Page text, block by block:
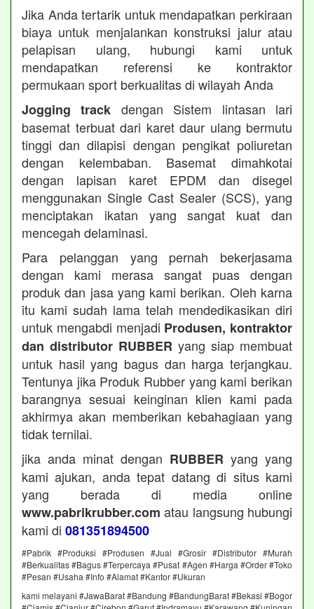
Jika Anda tertarik untuk mendapatkan perkiraan
biaya untuk menjalankan konstruksi jalur atau
pelapisan ulang, hubungi kami untuk
mendapatkan referensi ke kontraktor
permukaan sport berkualitas di wilayah Anda
Jogging track dengan Sistem lintasan lari
basemat terbuat dari karet daur ulang bermutu
tinggi dan dilapisi dengan pengikat poliuretan
dengan kelembaban. Basemat dimahkotai
dengan lapisan karet EPDM dan disegel
menggunakan Single Cast Sealer (SCS), yang
menciptakan ikatan yang sangat kuat dan
mencegah delaminasi.
Para pelanggan yang pernah bekerjasama
dengan kami merasa sangat puas dengan
produk dan jasa yang kami berikan. Oleh karna
itu kami sudah lama telah mendedikasikan diri
untuk mengabdi menjadi Produsen, kontraktor
dan distributor RUBBER yang siap membuat
untuk hasil yang bagus dan harga terjangkau.
Tentunya jika Produk Rubber yang kami berikan
barangnya sesuai keinginan klien kami pada
akhirmya akan memberikan kebahagiaan yang
tidak ternilai.
jika anda minat dengan RUBBER yang yang
kami ajukan, anda tepat datang di situs kami
yang berada di media online
www.pabrikrubber.com atau langsung hubungi
kami di 081351894500
#Pabrik #Produksi #Produsen #Jual #Grosir #Distributor #Murah
#Berkualitas #Bagus #Terpercaya #Pusat #Agen #Harga #Order #Toko
#Pesan #Usaha #Info #Alamat #Kantor #Ukuran
kami melayani #JawaBarat #Bandung #BandungBarat #Bekasi #Bogor